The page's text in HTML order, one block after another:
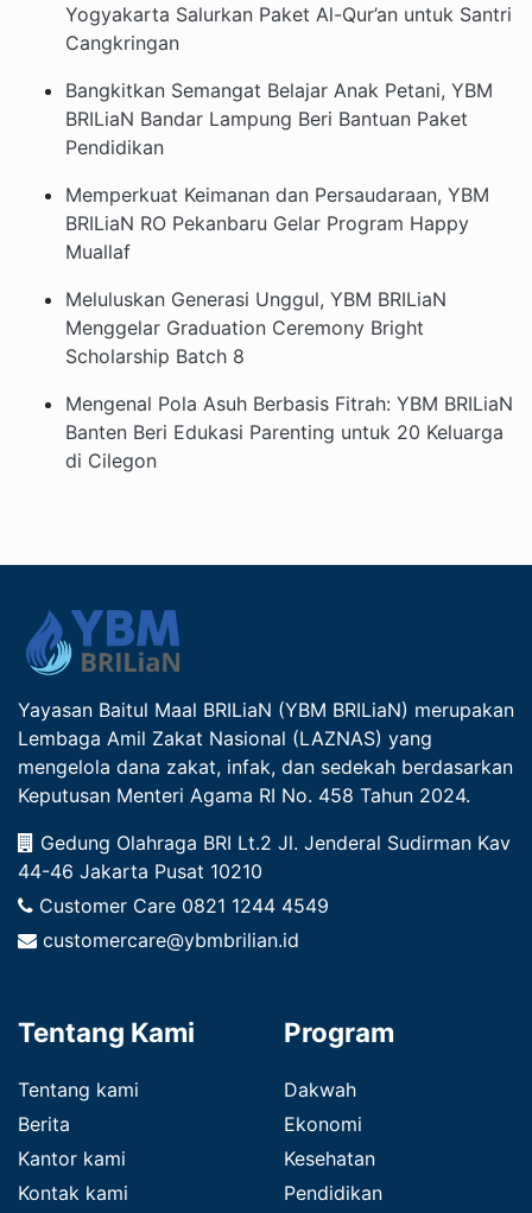
Yogyakarta Salurkan Paket Al-Qur’an untuk Santri
Cangkringan
Bangkitkan Semangat Belajar Anak Petani, YBM
BRILiaN Bandar Lampung Beri Bantuan Paket
Pendidikan
Memperkuat Keimanan dan Persaudaraan, YBM
BRILiaN RO Pekanbaru Gelar Program Happy
Muallaf
Meluluskan Generasi Unggul, YBM BRILiaN
Menggelar Graduation Ceremony Bright
Scholarship Batch 8
Mengenal Pola Asuh Berbasis Fitrah: YBM BRILiaN
Banten Beri Edukasi Parenting untuk 20 Keluarga
di Cilegon
Yayasan Baitul Maal BRILiaN (YBM BRILiaN) merupakan
Lembaga Amil Zakat Nasional (LAZNAS) yang
mengelola dana zakat, infak, dan sedekah berdasarkan
Keputusan Menteri Agama RI No. 458 Tahun 2024.
Gedung Olahraga BRI Lt.2 Jl. Jenderal Sudirman Kav
44-46 Jakarta Pusat 10210
Customer Care 0821 1244 4549
customercare@ybmbrilian.id
Tentang Kami
Tentang kami
Berita
Kantor kami
Kontak kami
Program
Dakwah
Ekonomi
Kesehatan
Pendidikan